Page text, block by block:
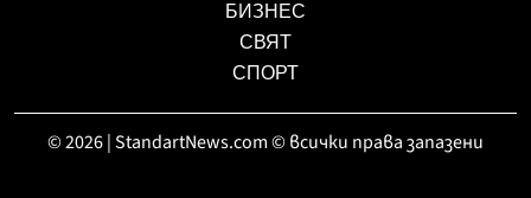
БИЗНЕС
СВЯТ
СПОРТ
© 2026 | StandartNews.com © всички права запазени